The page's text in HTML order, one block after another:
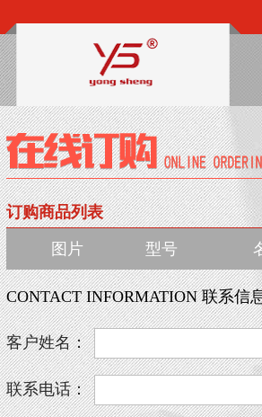
订购商品列表
图片 型号
CONTACT INFORMATION 联系信
客户姓名：
联系电话：